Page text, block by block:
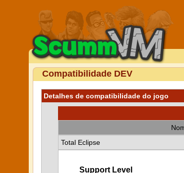
Compatibilidade DEV
Detalhes de compatibilidade do jogo
Total Eclipse
Support Level